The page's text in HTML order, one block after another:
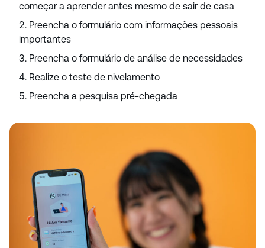
começar a aprender antes mesmo de sair de casa
Preencha o formulário com informações pessoais
importantes
Preencha o formulário de análise de necessidades
Realize o teste de nivelamento
Preencha a pesquisa pré-chegada